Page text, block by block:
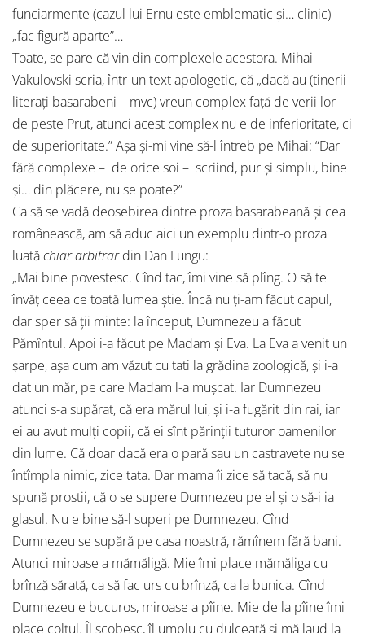
funciarmente (cazul lui Ernu este emblematic şi… clinic) –
„fac figură aparte”…
Toate, se pare că vin din complexele acestora. Mihai
Vakulovski scria, într-un text apologetic, că „dacă au (tinerii
literaţi basarabeni – mvc) vreun complex faţă de verii lor
de peste Prut, atunci acest complex nu e de inferioritate, ci
de superioritate.” Aşa şi-mi vine să-l întreb pe Mihai: “Dar
fără complexe – de orice soi – scriind, pur şi simplu, bine
şi… din plăcere, nu se poate?”
Ca să se vadă deosebirea dintre proza basarabeană şi cea
românească, am să aduc aici un exemplu dintr-o proza
luatăchiar arbitrardin Dan Lungu:
„Mai bine povestesc. Cînd tac, îmi vine să plîng. O să te
învăţ ceea ce toată lumea ştie. Încă nu ţi-am făcut capul,
dar sper să ţii minte: la început, Dumnezeu a făcut
Pămîntul. Apoi i-a făcut pe Madam şi Eva. La Eva a venit un
şarpe, aşa cum am văzut cu tati la grădina zoologică, şi i-a
dat un măr, pe care Madam l-a muşcat. Iar Dumnezeu
atunci s-a supărat, că era mărul lui, şi i-a fugărit din rai, iar
ei au avut mulţi copii, că ei sînt părinţii tuturor oamenilor
din lume. Că doar dacă era o pară sau un castravete nu se
întîmpla nimic, zice tata. Dar mama îi zice să tacă, să nu
spună prostii, că o se supere Dumnezeu pe el şi o să-i ia
glasul. Nu e bine să-l superi pe Dumnezeu. Cînd
Dumnezeu se supără pe casa noastră, rămînem fără bani.
Atunci miroase a mămăligă. Mie îmi place mămăliga cu
brînză sărată, ca să fac urs cu brînză, ca la bunica. Cînd
Dumnezeu e bucuros, miroase a pîine. Mie de la pîine îmi
place colţul. Îl scobesc, îl umplu cu dulceaţă şi mă laud la